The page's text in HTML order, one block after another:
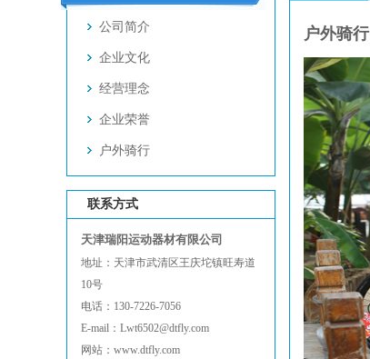
公司简介
企业文化
经营理念
企业荣誉
户外骑行
联系方式
天津瑞阳运动器材有限公司
地址：天津市武清区王庆坨镇旺寿道
10号
电话：130-7226-7056
E-mail：Lwt6502@dtfly.com
网站：www.dtfly.com
户外骑行